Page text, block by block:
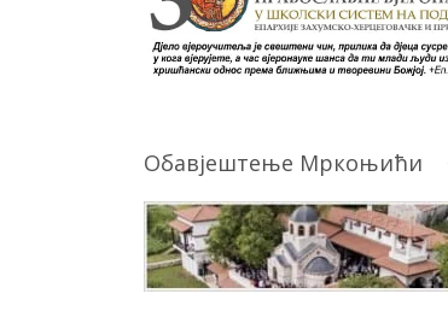
Обавјештење Мркоњићи